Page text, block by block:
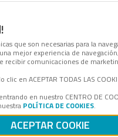
que son necesarias para la
mejor experiencia de
recibir comunicaciones de
en ACEPTAR TODAS LAS
en nuestro CENTRO DE
POLÍTICA DE COOKIES.
ACEPTAR COOKIE